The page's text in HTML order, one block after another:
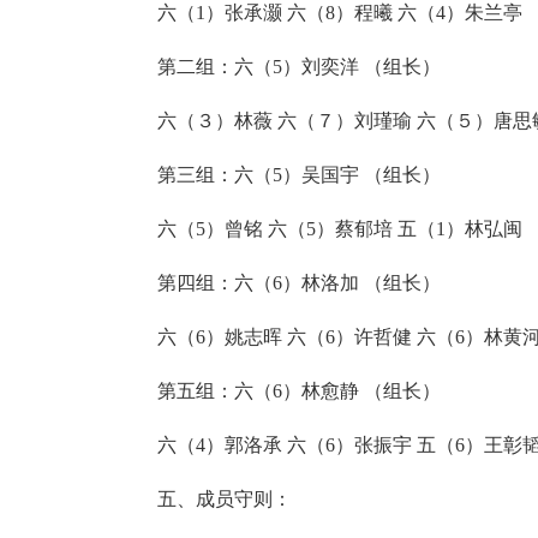
六（1）张承灏 六（8）程曦 六（4）朱兰亭
第二组：六（5）刘奕洋 （组长）
六（３）林薇 六（７）刘瑾瑜 六（５）唐思
第三组：六（5）吴国宇 （组长）
六（5）曾铭 六（5）蔡郁培 五（1）林弘闽
第四组：六（6）林洛加 （组长）
六（6）姚志晖 六（6）许哲健 六（6）林黄
第五组：六（6）林愈静 （组长）
六（4）郭洛承 六（6）张振宇 五（6）王彰
五、成员守则：